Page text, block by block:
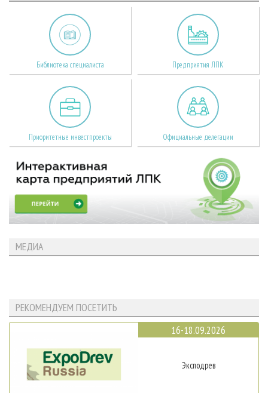
Библиотека специалиста Предприятия ЛПК
Приоритетные инвестпроекты Официальные делегации
МЕДИА
РЕКОМЕНДУЕМ ПОСЕТИТЬ
16-18.09.2026
Эксподрев